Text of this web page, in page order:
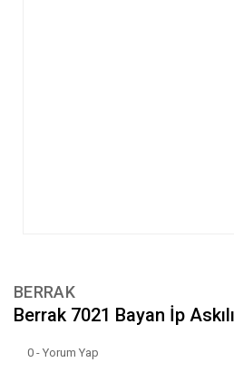
BERRAK
Berrak 7021 Bayan İp
0 - Yorum Yap